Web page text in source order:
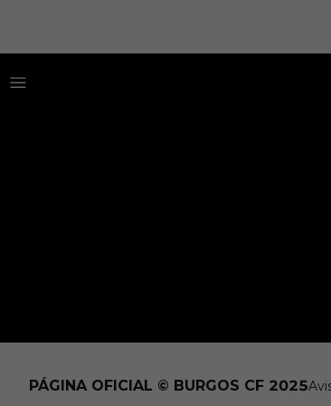
PÁGINA OFICIAL © BURGOS CF 2025